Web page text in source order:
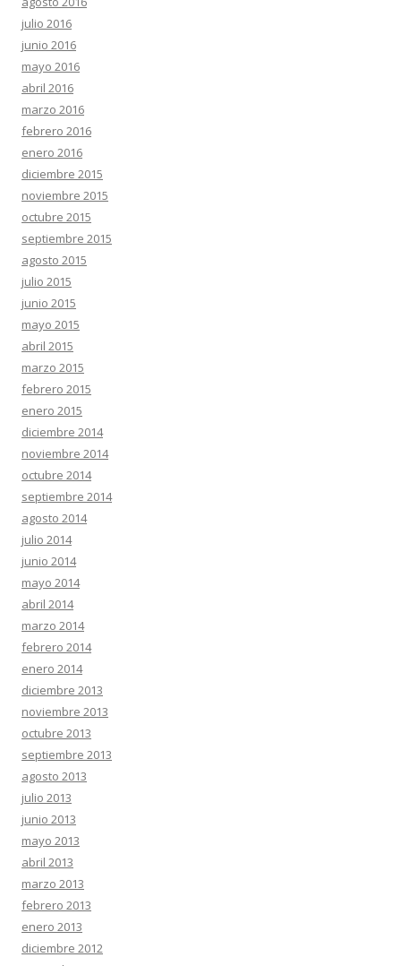
julio 2016
junio 2016
mayo 2016
abril 2016
marzo 2016
febrero 2016
enero 2016
diciembre 2015
noviembre 2015
octubre 2015
septiembre 2015
agosto 2015
julio 2015
junio 2015
mayo 2015
abril 2015
marzo 2015
febrero 2015
enero 2015
diciembre 2014
noviembre 2014
octubre 2014
septiembre 2014
agosto 2014
julio 2014
junio 2014
mayo 2014
abril 2014
marzo 2014
febrero 2014
enero 2014
diciembre 2013
noviembre 2013
octubre 2013
septiembre 2013
agosto 2013
julio 2013
junio 2013
mayo 2013
abril 2013
marzo 2013
febrero 2013
enero 2013
diciembre 2012